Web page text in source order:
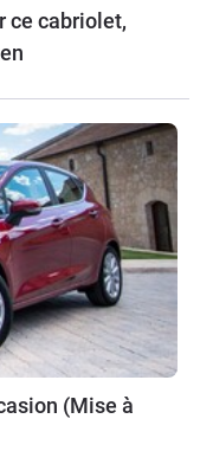
ce cabriolet,
(Mise à